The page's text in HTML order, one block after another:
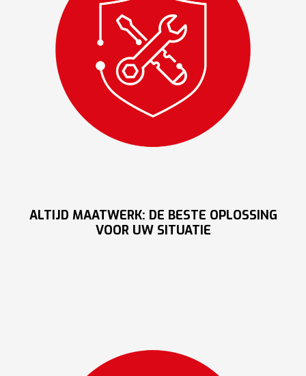
ALTIJD MAATWERK: DE BESTE OPLOSSING
VOOR UW SITUATIE